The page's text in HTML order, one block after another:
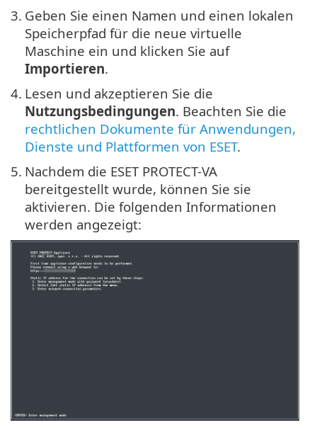
3. Geben Sie einen Namen und einen lokalen
Speicherpfad für die neue virtuelle
Maschine ein und klicken Sie auf
Importieren.
4. Lesen und akzeptieren Sie die
Nutzungsbedingungen. Beachten Sie die
rechtlichen Dokumente für Anwendungen,
Dienste und Plattformen von ESET.
5. Nachdem die ESET PROTECT-VA
bereitgestellt wurde, können Sie sie
aktivieren. Die folgenden Informationen
werden angezeigt: